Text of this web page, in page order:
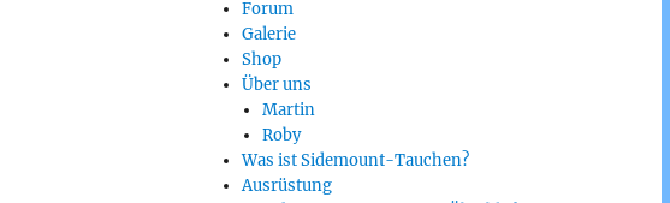
Forum
Galerie
Shop
Über uns
Martin
Roby
Was ist Sidemount-Tauchen?
Ausrüstung